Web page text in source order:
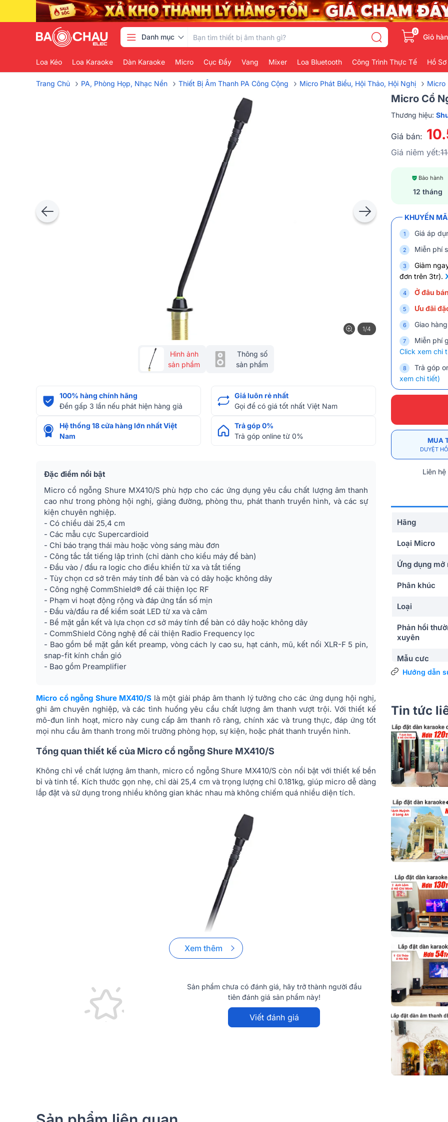
Danh mục
0
Giỏ
Loa Kéo Loa Karaoke Dàn Karaoke Micro Cục Đẩy Vang Mixer Loa Bluetooth Công Trình Thực Tế Hồ
Trang Chủ › PA, Phòng Họp, Nhạc Nền › Thiết Bị Âm Thanh PA Công Cộng › Micro Phát Biểu, Hội Thảo, Hội Nghị › Micro
1/4
Hình ảnh
sản phẩm
Thông số
sản phẩm
100% hàng chính hãng
Đền gấp 3 lần nếu phát hiện hàng giả
Giá luôn rẻ nhất
Gọi để có giá tốt nhất Việt Nam
Hệ thống 18 cửa hàng lớn nhất Việt
Nam
Trả góp 0%
Trả góp online từ 0%
Đặc điểm nổi bật
Micro cổ ngỗng Shure MX410/S phù hợp cho các ứng dụng yêu cầu chất lượng âm thanh
cao như trong phòng hội nghị, giảng đường, phòng thu, phát thanh truyền hình, và các sự
kiện chuyên nghiệp.
- Có chiều dài 25,4 cm
- Các mẫu cực Supercardioid
- Chỉ báo trạng thái màu hoặc vòng sáng màu đơn
- Công tắc tắt tiếng lập trình (chỉ dành cho kiểu máy để bàn)
- Đầu vào / đầu ra logic cho điều khiển từ xa và tắt tiếng
- Tùy chọn cơ sở trên máy tính để bàn và có dây hoặc không dây
- Công nghệ CommShield® để cải thiện lọc RF
- Phạm vi hoạt động rộng và đáp ứng tần số mịn
- Đầu và/đầu ra để kiểm soát LED từ xa và câm
- Bề mặt gắn kết và lựa chọn cơ sở máy tính để bàn có dây hoặc không dây
- CommShield Công nghệ để cải thiện Radio Frequency lọc
- Bao gồm bề mặt gắn kết preamp, vòng cách ly cao su, hạt cánh, mũ, kết nối XLR-F 5 pin,
snap-fit ​​kính chắn gió
- Bao gồm Preamplifier
Micro cổ ngỗng Shure MX410/S là một giải pháp âm thanh lý tưởng cho các ứng dụng hội nghị,
ghi âm chuyên nghiệp, và các tình huống yêu cầu chất lượng âm thanh vượt trội. Với thiết kế
mô-đun linh hoạt, micro này cung cấp âm thanh rõ ràng, chính xác và trung thực, đáp ứng tốt
mọi nhu cầu âm thanh trong môi trường phòng họp, sự kiện, hoặc phát thanh truyền hình.
Tổng quan thiết kế của Micro cổ ngỗng Shure MX410/S
Không chỉ về chất lượng âm thanh, micro cổ ngỗng Shure MX410/S còn nổi bật với thiết kế bền
bỉ và tinh tế. Kích thước gọn nhẹ, chỉ dài 25,4 cm và trọng lượng chỉ 0.181kg, giúp micro dễ dàng
lắp đặt và sử dụng trong nhiều không gian khác nhau mà không chiếm quá nhiều diện tích.
Đánh giá chất lượng của Micro cổ ngỗng Shure MX410/S
Xem thêm
Sản phẩm chưa có đánh giá, hãy trở thành người đầu
tiên đánh giá sản phẩm này!
Viết đánh giá
Micro Cổ
Thương hiệu:
Giá bán:
Giá niêm yết:
Bảo hành
12 tháng
KHUYẾN
Giá áp
Miễn phí
Giảm
đơn trên 3tr).
Ở đâu
Ưu đãi
Giao
Miễn phí
Click xem chi
Trả góp
xem chi tiết)
MUA
DUYỆT
Liên
Hãng
Loại Micro
Ứng dụng mở
Phân khúc
Loại
Phản hồi
xuyên
Mẫu cực
SPL tối đa
Tiếng ồn đầu
đương
nhiễu
Phạm vi động
Common
Rejection
Đầu ra
Clipping Level
Phân cực
Tắt tiếng
Yêu cầu về
LED IN
Kích thước
Trọng lượng
Hướng dẫn
Tin tức